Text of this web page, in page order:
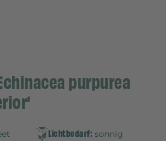
purpurea
Lichtbedarf: sonnig